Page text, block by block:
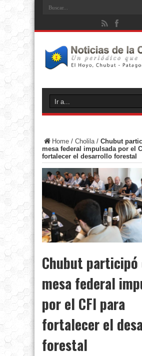
Home / Cholila/ Chubut
mesa federal impulsada por el
fortalecer el desarrollo forestal
Chubut participó
mesa federal
por el CFI para
fortalecer el
forestal